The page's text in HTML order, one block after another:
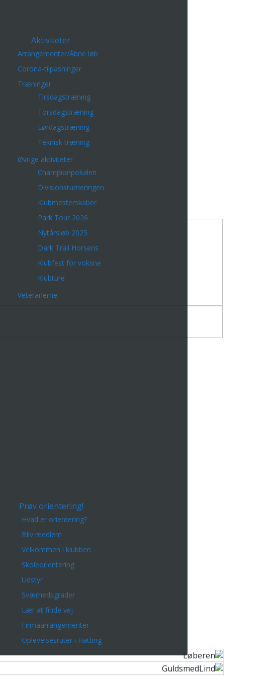
Aktiviteter
Arrangementer/Åbne løb
Corona-tilpasninger
Træninger
Tirsdagstræning
Torsdagstræning
Lørdagstræning
Teknisk træning
Øvrige aktiviteter
Championpokalen
Divisionsturneringen
Klubmesterskaber
Park Tour 2026
Nytårsløb 2025
Dark Trail Horsens
Klubfest for voksne
Klubture
Veteranerne
Prøv orientering!
Hvad er orientering?
Bliv medlem
Velkommen i klubben
Skoleorientering
Udstyr
Sværhedsgrader
Lær at finde vej
Firmaarrangementer
Oplevelsesruter i Hatting